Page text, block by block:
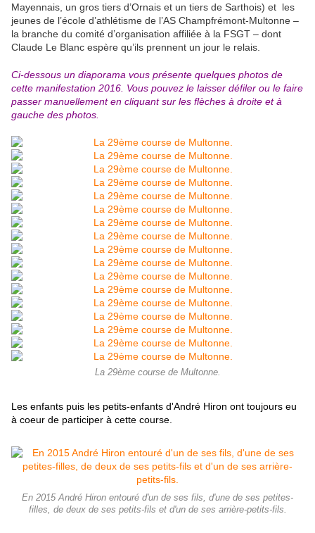
Mayennais, un gros tiers d’Ornais et un tiers de Sarthois) et les
jeunes de l’école d’athlétisme de l’AS Champfrémont-Multonne –
la branche du comité d’organisation affiliée à la FSGT – dont
Claude Le Blanc espère qu’ils prennent un jour le relais.
Ci-dessous un diaporama vous présente quelques photos de
cette manifestation 2016. Vous pouvez le laisser défiler ou le faire
passer manuellement en cliquant sur les flèches à droite et à
gauche des photos.
La 29ème course de Multonne.
Les enfants puis les petits-enfants d'André Hiron ont toujours eu
à coeur de participer à cette course.
En 2015 André Hiron entouré d'un de ses fils, d'une de ses petites-
filles, de deux de ses petits-fils et d'un de ses arrière-petits-fils.